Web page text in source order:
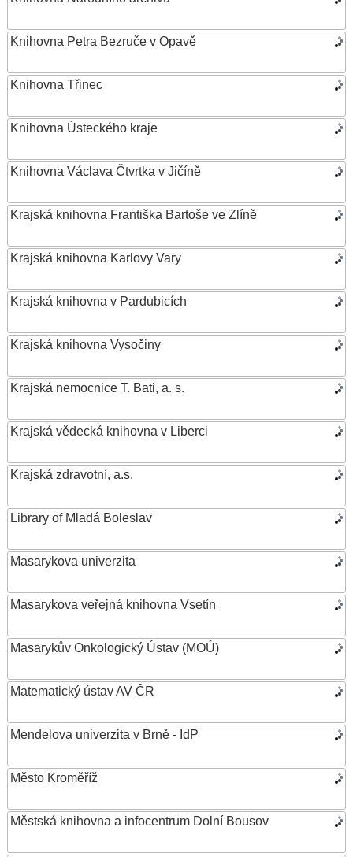
Knihovna Petra Bezruče v Opavě
Knihovna Třinec
Knihovna Ústeckého kraje
Knihovna Václava Čtvrtka v Jičíně
Krajská knihovna Františka Bartoše ve Zlíně
Krajská knihovna Karlovy Vary
Krajská knihovna v Pardubicích
Krajská knihovna Vysočiny
Krajská nemocnice T. Bati, a. s.
Krajská vědecká knihovna v Liberci
Krajská zdravotní, a.s.
Library of Mladá Boleslav
Masarykova univerzita
Masarykova veřejná knihovna Vsetín
Masarykův Onkologický Ústav (MOÚ)
Matematický ústav AV ČR
Mendelova univerzita v Brně - IdP
Město Kroměříž
Městská knihovna a infocentrum Dolní Bousov